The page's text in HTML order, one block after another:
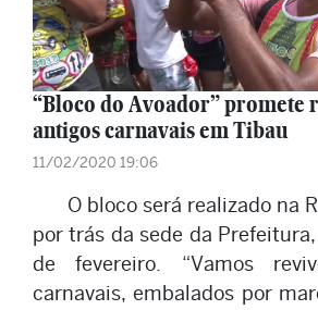
“Bloco do Avoador” promete
antigos carnavais em Tibau
11/02/2020 19:06
O bloco será realizado na
por trás da sede da
de fevereiro. “Vamos
carnavais, embalados por